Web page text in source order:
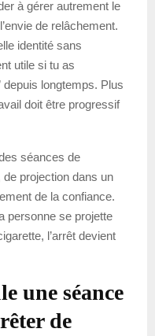
à gérer autrement le
de relâchement.
identité sans
utile si tu as
depuis longtemps. Plus
doit être progressif
séances de
projection dans un
de la confiance.
personne se projette
l’arrêt devient
une séance
de